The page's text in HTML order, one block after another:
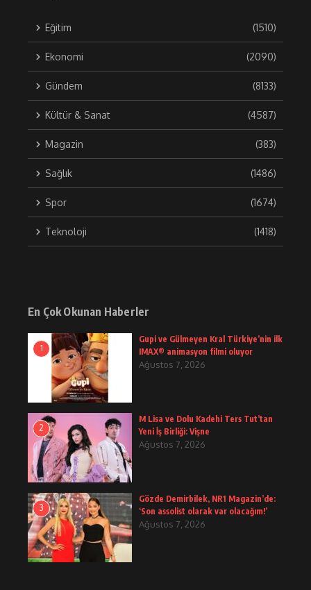
Eğitim (1510)
Ekonomi (2090)
Gündem (8133)
Kültür & Sanat (4587)
Magazin (383)
Sağlık (1486)
Spor (1674)
Teknoloji (1418)
En Çok Okunan Haberler
1
Gupi ve Gülmeyen Kral Türkiye’nin ilk
IMAX® animasyon filmi oluyor
Ağustos 7, 2026
2
M Lisa ve Dolu Kadehi Ters Tut’tan
Yeni İş Birliği: Vişne
Ağustos 7, 2026
3
Gözde Demirbilek, NR1 Magazin’de:
‘Son assolist olarak var olacağım!’
Ağustos 7, 2026